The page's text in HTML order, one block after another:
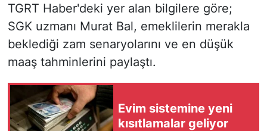
TGRT Haber'deki yer alan bilgilere göre;
SGK uzmanı Murat Bal, emeklilerin merakla
beklediği zam senaryolarını ve en düşük
maaş tahminlerini paylaştı.
Evim sistemine yeni
kısıtlamalar geliyor